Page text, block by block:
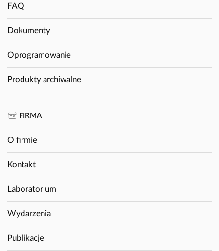
FAQ
Dokumenty
Oprogramowanie
Produkty archiwalne
FIRMA
O firmie
Kontakt
Laboratorium
Wydarzenia
Publikacje